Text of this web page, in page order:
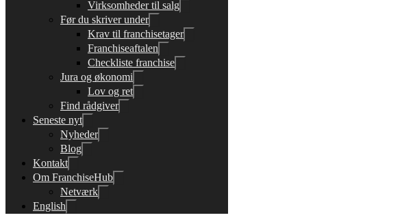
Virksomheder til salg
Før du skriver under
Krav til franchisetager
Franchiseaftalen
Checkliste franchise
Jura og økonomi
Lov og ret
Find rådgiver
Seneste nyt
Nyheder
Blog
Kontakt
Om FranchiseHub
Netværk
English